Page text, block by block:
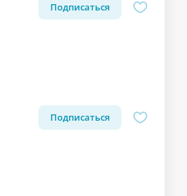
Подписаться
Подписаться